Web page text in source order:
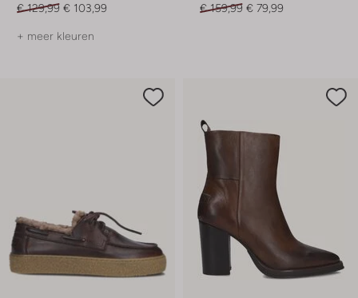
€ 129,99 € 103,99
+ meer kleuren
€ 159,99 € 79,99